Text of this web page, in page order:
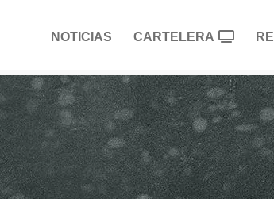
NOTICIAS CARTELERA